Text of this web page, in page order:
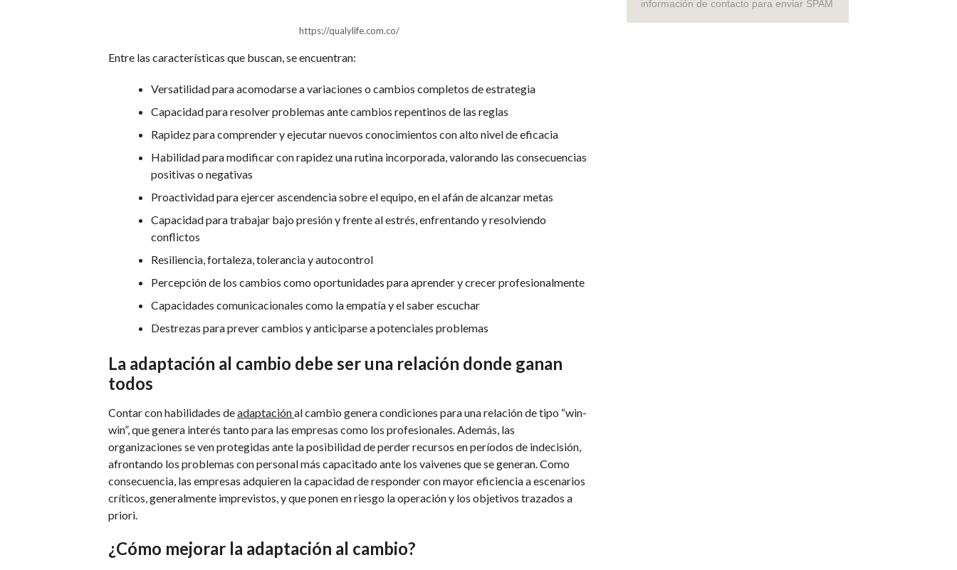
https://qualylife.com.co/
Entre las características que buscan, se encuentran:
Versatilidad para acomodarse a variaciones o cambios completos de estrategia
Capacidad para resolver problemas ante cambios repentinos de las reglas
Rapidez para comprender y ejecutar nuevos conocimientos con alto nivel de eficacia
Habilidad para modificar con rapidez una rutina incorporada, valorando las consecuencias
positivas o negativas
Proactividad para ejercer ascendencia sobre el equipo, en el afán de alcanzar metas
Capacidad para trabajar bajo presión y frente al estrés, enfrentando y resolviendo
conflictos
Resiliencia, fortaleza, tolerancia y autocontrol
Percepción de los cambios como oportunidades para aprender y crecer profesionalmente
Capacidades comunicacionales como la empatía y el saber escuchar
Destrezas para prever cambios y anticiparse a potenciales problemas
La adaptación al cambio debe ser una relación donde ganan
todos
Contar con habilidades deadaptaciónal cambio genera condiciones para una relación de tipo “win-
win”, que genera interés tanto para las empresas como los profesionales. Además, las
organizaciones se ven protegidas ante la posibilidad de perder recursos en períodos de indecisión,
afrontando los problemas con personal más capacitado ante los vaivenes que se generan. Como
consecuencia, las empresas adquieren la capacidad de responder con mayor eficiencia a escenarios
críticos, generalmente imprevistos, y que ponen en riesgo la operación y los objetivos trazados a
priori.
¿Cómo mejorar la adaptación al cambio?
información de contacto para enviar SPAM